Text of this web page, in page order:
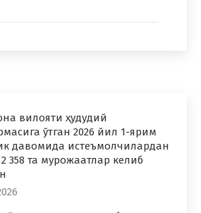
вилояти ҳудудий
ўтган 2026 йил 1-ярим
давомида истеъмолчилардан
358 та мурожаатлар келиб